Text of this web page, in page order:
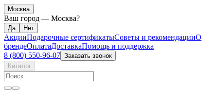
Москва
Ваш город — Москва?
АкцииПодарочные сертификатыСоветы и рекомендацииО
брендеОплатаДоставкаПомощь и поддержка
8 (800) 550-96-07 Заказать звонок
Каталог